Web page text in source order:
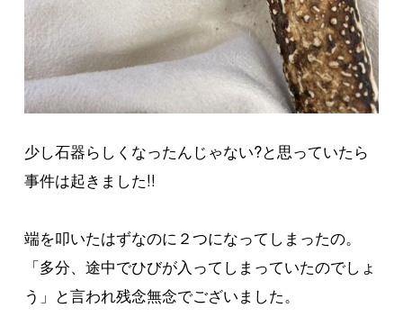
少し石器らしくなったんじゃない?と思っていたら
事件は起きました!!
端を叩いたはずなのに２つになってしまったの。
「多分、途中でひびが入ってしまっていたのでしょ
う」と言われ残念無念でございました。